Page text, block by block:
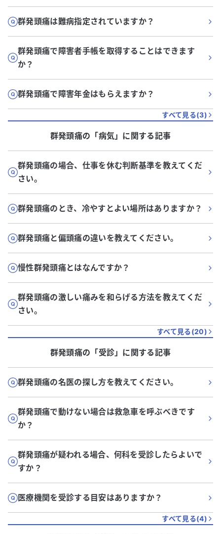
群発頭痛は難病指定されていますか？
群発頭痛で障害者手帳を取得することはできます
か？
群発頭痛で障害年金はもらえますか？
すべて見る(3)
群発頭痛の「病気」に関する記事
群発頭痛の場合、仕事を休む判断基準を教えてくだ
さい。
群発頭痛のとき、冷やすとよい場所はありますか？
群発頭痛と偏頭痛の違いを教えてください。
慢性群発頭痛とはなんですか？
群発頭痛の激しい痛みを和らげる方法を教えてくだ
さい。
すべて見る(20)
群発頭痛の「受診」に関する記事
群発頭痛の名医の探し方を教えてください。
群発頭痛で動けない場合は救急車を呼ぶべきです
か？
群発頭痛が疑われる場合、何科を受診したらよいで
すか？
医療機関を受診する目安はありますか？
すべて見る(4)